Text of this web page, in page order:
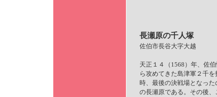
長瀬原の千人塚
佐伯市長谷大字大越
天正１４（1568）年、佐
ら攻めてきた島津軍２千
時、最後の決戦場となっ
の長瀬原である。その後